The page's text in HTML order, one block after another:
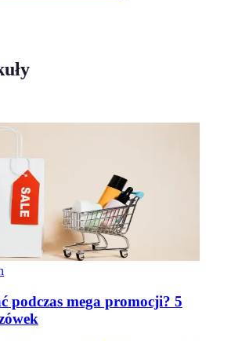
podczas mega promocji? 5